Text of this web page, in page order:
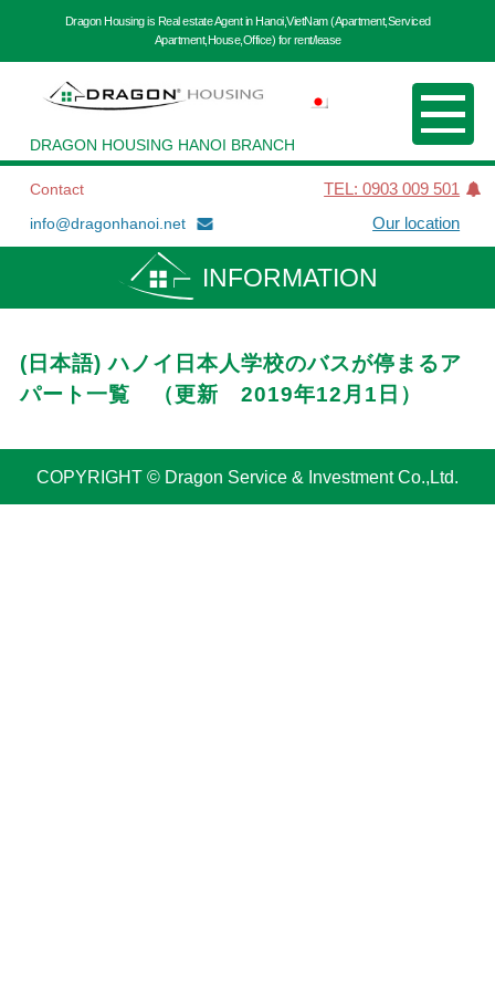
Dragon Housing is Real estate Agent in Hanoi,VietNam (Apartment,Serviced
Apartment,House,Office) for rent/lease
DRAGON HOUSING HANOI BRANCH
Contact
TEL: 0903 009 501
info@dragonhanoi.net
Our location
INFORMATION
(日本語) ハノイ日本人学校のバスが停まるア
パート一覧 （更新 2019年12月1日）
COPYRIGHT © Dragon Service & Investment Co.,Ltd.